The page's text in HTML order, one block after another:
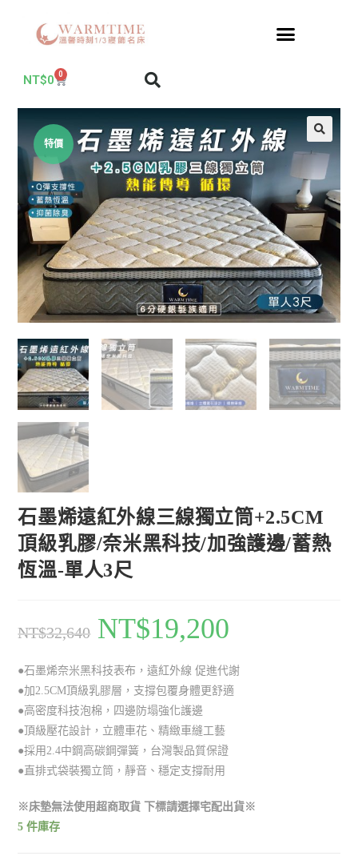
NT$0 0
特價
石墨烯遠紅外線三線獨立筒+2.5CM
頂級乳膠/奈米黑科技/加強護邊/蓄熱
恆溫-單人3尺
NT$32,640 NT$19,200
●石墨烯奈米黑科技表布，遠紅外線 促進代謝
●加2.5CM頂級乳膠層，支撐包覆身體更舒適
●高密度科技泡棉，四邊防塌強化護邊
●頂級壓花設計，立體車花、精緻車縫工藝
●採用2.4中鋼高碳鋼彈簧，台灣製品質保證
●直排式袋裝獨立筒，靜音、穩定支撐耐用
※床墊無法使用超商取貨 下標請選擇宅配出貨※
5 件庫存